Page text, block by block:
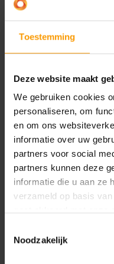
Toestemming
Deze website maakt
We gebruiken cookies
personaliseren, om
en om ons
informatie over uw
partners voor social
partners kunnen deze
informatie die u aan ze
verzameld op basis
Noodzakelijk
automatisering
het voordeel in van
bijvoorbeeld aan
herhaalwerk: dat
op twee terreinen
met minder mensen
het werk er voor
uitdagender op.
werkzaamheden zijn
Wat dat betreft zijn
trekken tussen onze
voorop in de
denk dat dat ook